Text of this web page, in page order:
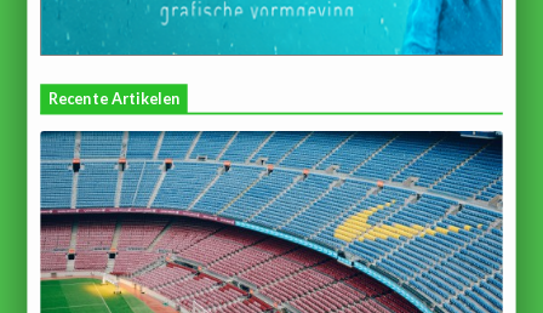
Recente Artikelen